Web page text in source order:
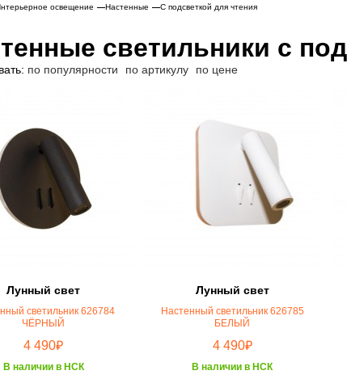
освещение Настенные С подсветкой для чтения
светильники с
по популярности по артикулу по цене
Лунный свет
светильник 626784
ЧЁРНЫЙ
4 490₽
В наличии в НСК
Лунный свет
Настенный светильник 626785
БЕЛЫЙ
4 490₽
В наличии в НСК